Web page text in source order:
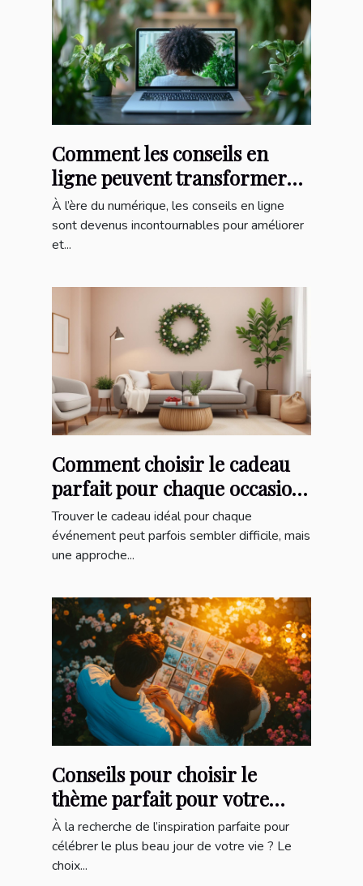
Comment les conseils en
ligne peuvent transformer
votre quotidien ?
À l’ère du numérique, les conseils en ligne
sont devenus incontournables pour améliorer
et...
Comment choisir le cadeau
parfait pour chaque occasion
?
Trouver le cadeau idéal pour chaque
événement peut parfois sembler difficile, mais
une approche...
Conseils pour choisir le
thème parfait pour votre
mariage
À la recherche de l’inspiration parfaite pour
célébrer le plus beau jour de votre vie ? Le
choix...